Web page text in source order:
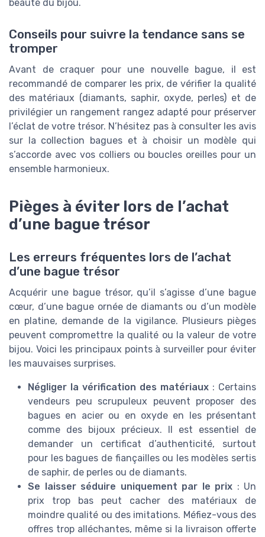
beauté du bijou.
Conseils pour suivre la tendance sans se
tromper
Avant de craquer pour une nouvelle bague, il est
recommandé de comparer les prix, de vérifier la qualité
des matériaux (diamants, saphir, oxyde, perles) et de
privilégier un rangement rangez adapté pour préserver
l’éclat de votre trésor. N’hésitez pas à consulter les avis
sur la collection bagues et à choisir un modèle qui
s’accorde avec vos colliers ou boucles oreilles pour un
ensemble harmonieux.
Pièges à éviter lors de l’achat
d’une bague trésor
Les erreurs fréquentes lors de l’achat
d’une bague trésor
Acquérir une bague trésor, qu’il s’agisse d’une bague
cœur, d’une bague ornée de diamants ou d’un modèle
en platine, demande de la vigilance. Plusieurs pièges
peuvent compromettre la qualité ou la valeur de votre
bijou. Voici les principaux points à surveiller pour éviter
les mauvaises surprises.
Négliger la vérification des matériaux : Certains
vendeurs peu scrupuleux peuvent proposer des
bagues en acier ou en oxyde en les présentant
comme des bijoux précieux. Il est essentiel de
demander un certificat d’authenticité, surtout
pour les bagues de fiançailles ou les modèles sertis
de saphir, de perles ou de diamants.
Se laisser séduire uniquement par le prix : Un
prix trop bas peut cacher des matériaux de
moindre qualité ou des imitations. Méfiez-vous des
offres trop alléchantes, même si la livraison offerte